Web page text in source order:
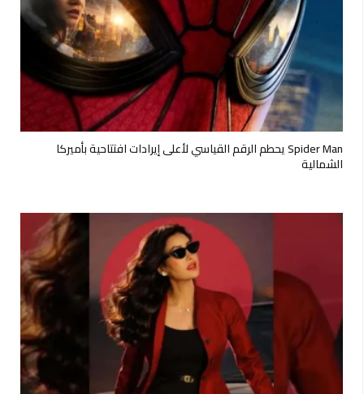
Spider Man يحطم الرقم القياسي لأعلى إيرادات افتتاحية بأميركا
الشمالية